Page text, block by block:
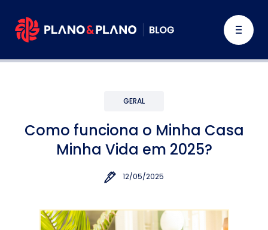
GERAL
Como funciona o Minha Casa
Minha Vida em 2025?
12/05/2025